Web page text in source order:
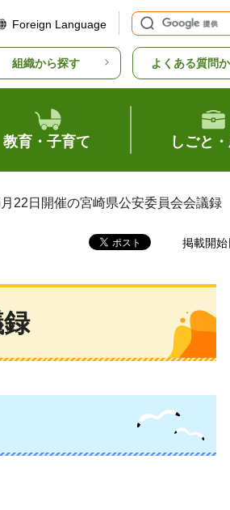
Foreign Language
組織から探す よくある質問
教育・子育て しごと
22日開催の宮崎県公安委員会会議録
掲載開